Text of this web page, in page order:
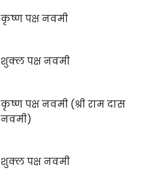
कृष्ण पक्ष नवमी
शुक्ल पक्ष नवमी
कृष्ण पक्ष नवमी (श्री राम दास
नवमी)
शुक्ल पक्ष नवमी